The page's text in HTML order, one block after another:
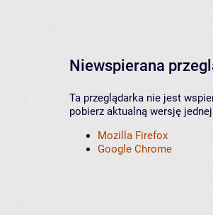
Niewspierana
Ta przeglądarka nie jest
pobierz aktualną wersję
Mozilla Firefox
Google Chrome